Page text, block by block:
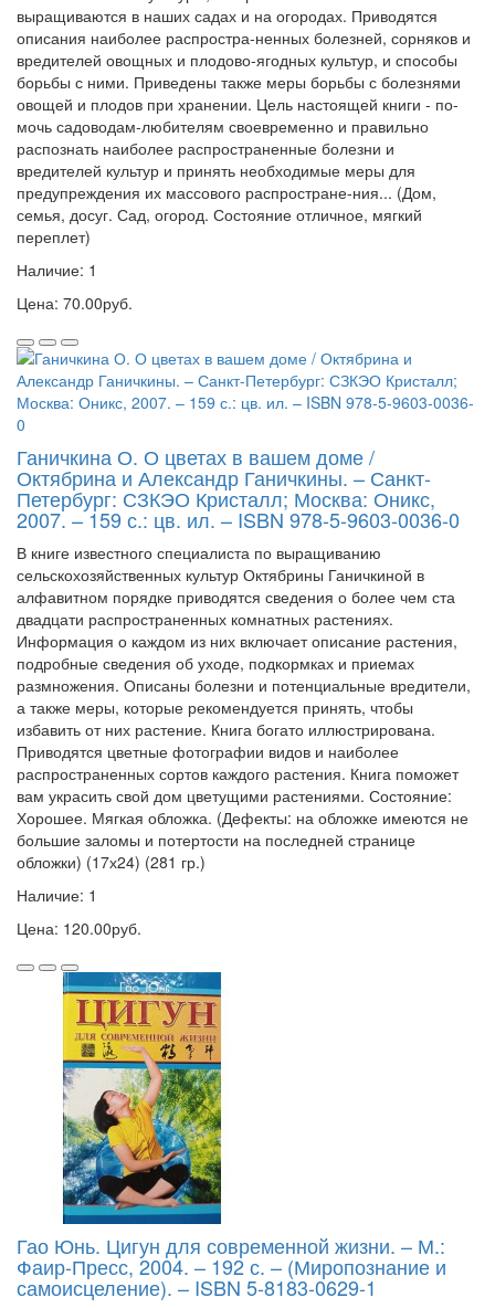
выращиваются в наших садах и на огородах. Приводятся
описания наиболее распростра-ненных болезней, сорняков и
вредителей овощных и плодово-ягодных культур, и способы
борьбы с ними. Приведены также меры борьбы с болезнями
овощей и плодов при хранении. Цель настоящей книги - по-
мочь садоводам-любителям своевременно и правильно
распознать наиболее распространенные болезни и
вредителей культур и принять необходимые меры для
предупреждения их массового распростране-ния... (Дом,
семья, досуг. Сад, огород. Состояние отличное, мягкий
переплет)
Наличие: 1
Цена: 70.00руб.
Ганичкина О. О цветах в вашем доме /
Октябрина и Александр Ганичкины. – Санкт-
Петербург: СЗКЭО Кристалл; Москва: Оникс,
2007. – 159 с.: цв. ил. – ISBN 978-5-9603-0036-0
В книге известного специалиста по выращиванию
сельскохозяйственных культур Октябрины Ганичкиной в
алфавитном порядке приводятся сведения о более чем ста
двадцати распространенных комнатных растениях.
Информация о каждом из них включает описание растения,
подробные сведения об уходе, подкормках и приемах
размножения. Описаны болезни и потенциальные вредители,
а также меры, которые рекомендуется принять, чтобы
избавить от них растение. Книга богато иллюстрирована.
Приводятся цветные фотографии видов и наиболее
распространенных сортов каждого растения. Книга поможет
вам украсить свой дом цветущими растениями. Состояние:
Хорошее. Мягкая обложка. (Дефекты: на обложке имеются не
большие заломы и потертости на последней странице
обложки) (17х24) (281 гр.)
Наличие: 1
Цена: 120.00руб.
Гао Юнь. Цигун для современной жизни. – М.:
Фаир-Пресс, 2004. – 192 с. – (Миропознание и
самоисцеление). – ISBN 5-8183-0629-1